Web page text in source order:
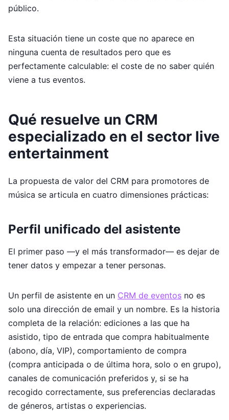
público.
Esta situación tiene un coste que no aparece en
ninguna cuenta de resultados pero que es
perfectamente calculable: el coste de no saber quién
viene a tus eventos.
Qué resuelve un CRM
especializado en el sector live
entertainment
La propuesta de valor del CRM para promotores de
música se articula en cuatro dimensiones prácticas:
Perfil unificado del asistente
El primer paso —y el más transformador— es dejar de
tener datos y empezar a tener personas.
Un perfil de asistente en un CRM de eventos no es
solo una dirección de email y un nombre. Es la historia
completa de la relación: ediciones a las que ha
asistido, tipo de entrada que compra habitualmente
(abono, día, VIP), comportamiento de compra
(compra anticipada o de última hora, solo o en grupo),
canales de comunicación preferidos y, si se ha
recogido correctamente, sus preferencias declaradas
de géneros, artistas o experiencias.